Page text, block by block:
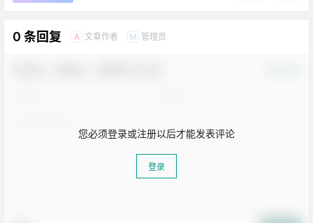
0 条回复 A 文章作者 M 管理员
您必须登录或注册以后才能发表评论
登录